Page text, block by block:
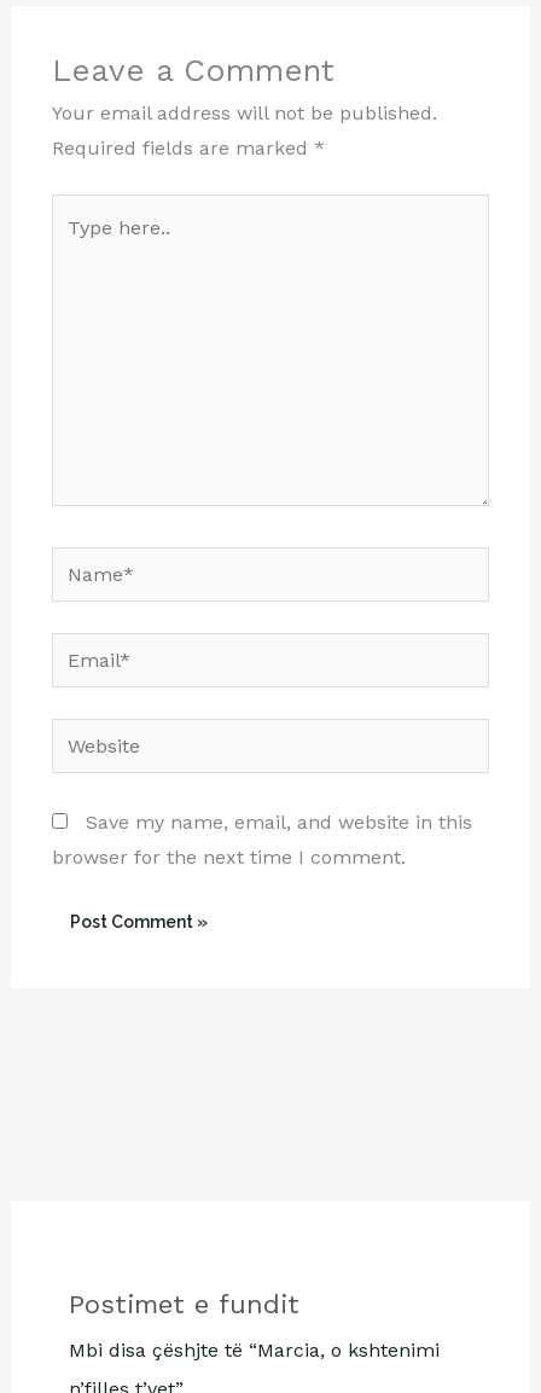
Leave a Comment
Your email address will not be published.
Required fields are marked *
here..
Email*
Website
Save my name, email, and website in this
browser for the next time I comment.
Postimet e fundit
Mbi disa çëshjte të “Marcia, o kshtenimi
n’filles t’vet”